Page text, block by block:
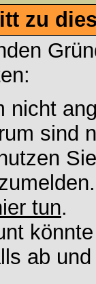
zu
nicht
sind
tun.
ab